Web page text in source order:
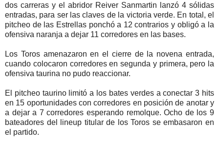
dos carreras y el abridor Reiver Sanmartin lanzó 4 sólidas
entradas, para ser las claves de la victoria verde. En total, el
pitcheo de las Estrellas ponchó a 12 contrarios y obligó a la
ofensiva naranja a dejar 11 corredores en las bases.
Los Toros amenazaron en el cierre de la novena entrada,
cuando colocaron corredores en segunda y primera, pero la
ofensiva taurina no pudo reaccionar.
El pitcheo taurino limitó a los bates verdes a conectar 3 hits
en 15 oportunidades con corredores en posición de anotar y
a dejar a 7 corredores esperando remolque. Ocho de los 9
bateadores del lineup titular de los Toros se embasaron en
el partido.